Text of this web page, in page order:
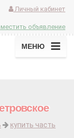
Личный кабинет
объявление
МЕНЮ
купить часть